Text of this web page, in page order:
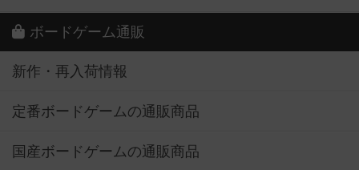
ボードゲーム通販
新作・再入荷情報
定番ボードゲームの通販商品
国産ボードゲームの通販商品